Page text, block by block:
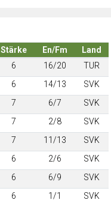
Stärke En/Fm
Land
6 16/20
TUR
6 14/13
SVK
7 6/7
SVK
7 2/8
SVK
7 11/13
SVK
6 2/6
SVK
6 6/9
SVK
6 1/1
SVK